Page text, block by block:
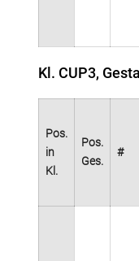
Kl. CUP3,
Pos.
in
Kl.
Pos.
Ges.
#